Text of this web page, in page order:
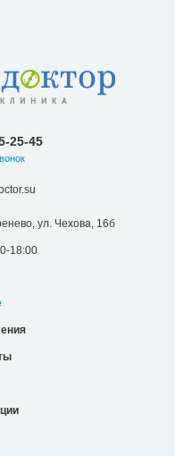
25-45
ул. Чехова, 16б
18:00